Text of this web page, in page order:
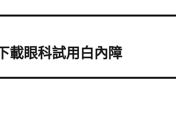
載眼科試用白內障